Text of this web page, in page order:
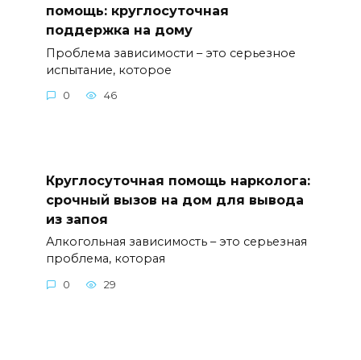
помощь: круглосуточная
поддержка на дому
Проблема зависимости – это серьезное
испытание, которое
0 46
Круглосуточная помощь нарколога:
срочный вызов на дом для вывода
из запоя
Алкогольная зависимость – это серьезная
проблема, которая
0 29